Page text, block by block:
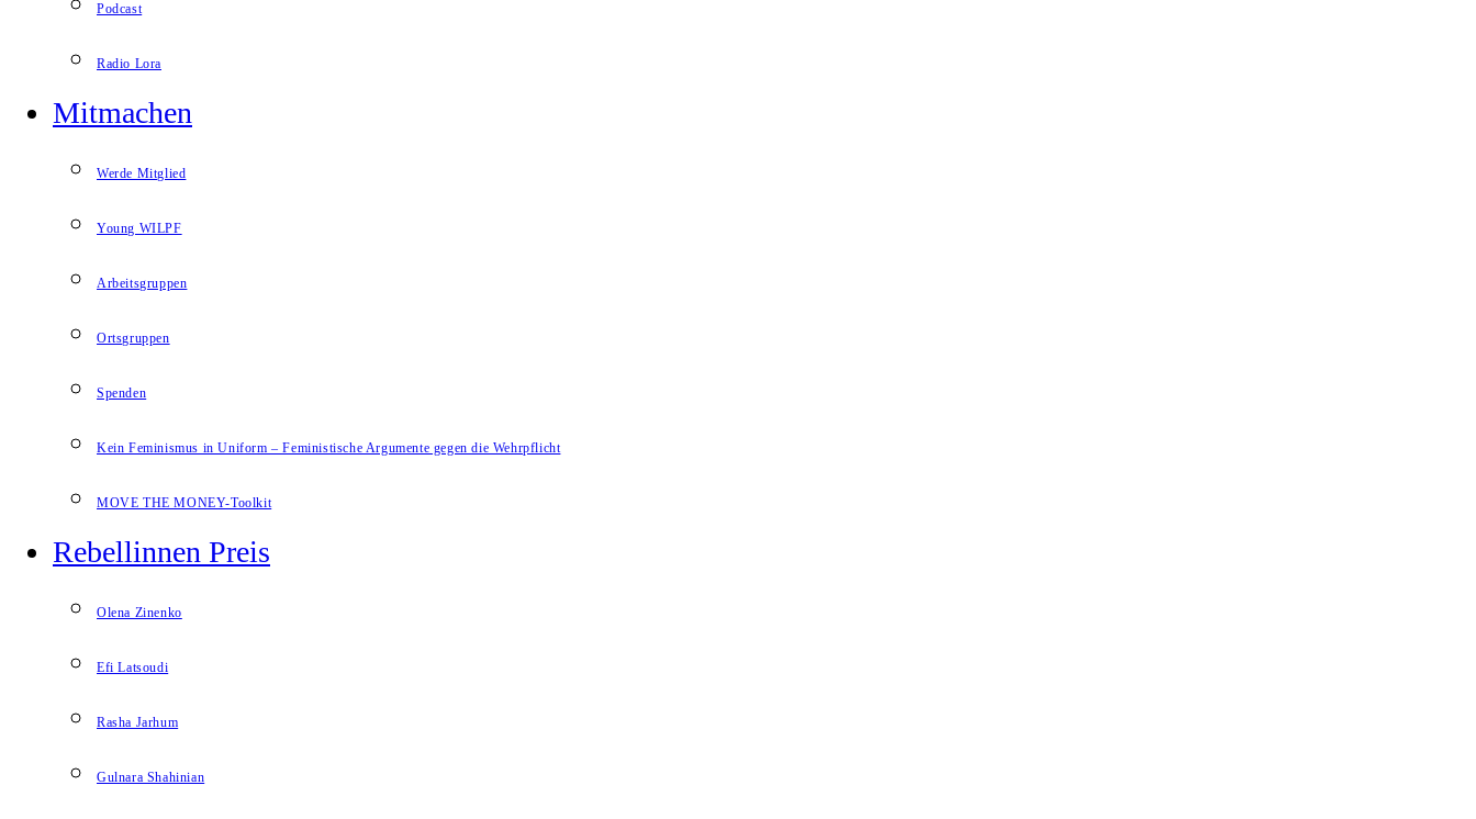
Podcast
Radio Lora
Mitmachen
Werde Mitglied
Young WILPF
Arbeitsgruppen
Ortsgruppen
Spenden
Kein Feminismus in Uniform – Feministische Argumente gegen die Wehrpflicht
MOVE THE MONEY-Toolkit
Rebellinnen Preis
Olena Zinenko
Efi Latsoudi
Rasha Jarhum
Gulnara Shahinian